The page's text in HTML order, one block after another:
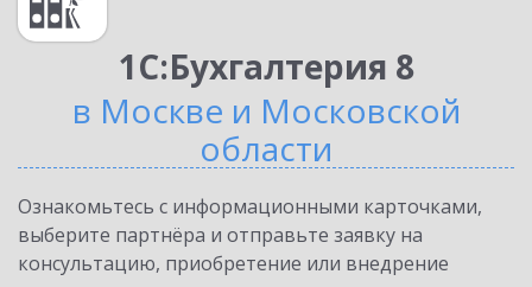
1С:Бухгалтерия 8
в Москве и Московской
области
Ознакомьтесь с информационными карточками,
выберите партнёра и отправьте заявку на
консультацию, приобретение или внедрение